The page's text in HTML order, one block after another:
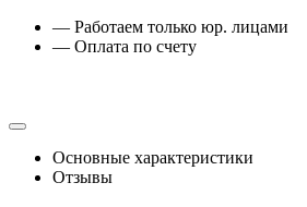
— Работаем только юр. лицами
— Оплата по счету
Основные характеристики
Отзывы